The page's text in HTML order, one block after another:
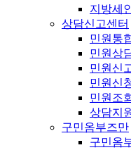
지방세
상담신고센터
민원통
민원상
민원신
민원신
민원조회
상담지
구민옴부즈만
구민옴